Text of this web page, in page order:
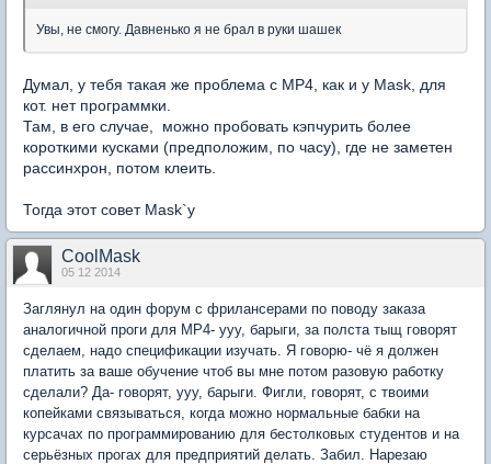
Увы, не смогу. Давненько я не брал в руки шашек
Думал, у тебя такая же проблема с MP4, как и у Mask, для
кот. нет программки.
Там, в его случае, можно пробовать кэпчурить более
короткими кусками (предположим, по часу), где не заметен
рассинхрон, потом клеить.
Тогда этот совет Mask`y
CoolMask
05 12 2014
Заглянул на один форум с фрилансерами по поводу заказа
аналогичной проги для MP4- ууу, барыги, за полста тыщ говорят
сделаем, надо спецификации изучать. Я говорю- чё я должен
платить за ваше обучение чтоб вы мне потом разовую работку
сделали? Да- говорят, ууу, барыги. Фигли, говорят, с твоими
копейками связываться, когда можно нормальные бабки на
курсачах по программированию для бестолковых студентов и на
серьёзных прогах для предприятий делать. Забил. Нарезаю